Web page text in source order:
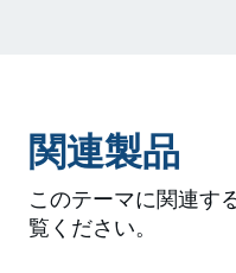
関連製品
このテーマに関連す
覧ください。